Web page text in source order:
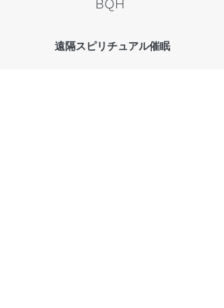
BQH
遠隔スピリチュアル催眠